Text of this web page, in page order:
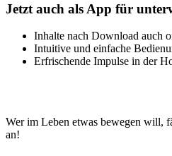
Jetzt auch als App für
Inhalte nach Download auch
Intuitive und einfache
Erfrischende Impulse in der
Wer im Leben etwas bewegen will,
an!